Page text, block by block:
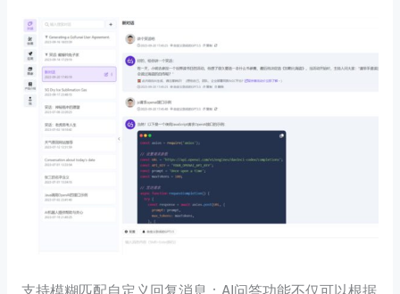
支持模糊匹配自定义回复消息：AI问答功能不仅可以根据